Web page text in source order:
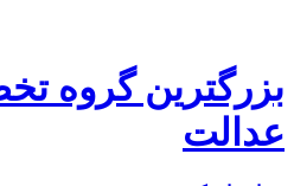
بزرگترین گروه
عدالت